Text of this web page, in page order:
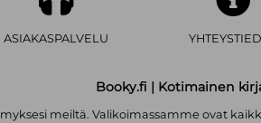
ASIAKASPALVELU
Booky.fi | Kotimainen
meiltä. Valikoimassamme ovat